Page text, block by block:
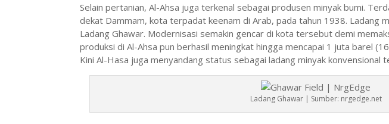
Selain pertanian, Al-Ahsa juga terkenal sebagai produsen minyak bumi.
dekat Dammam, kota terpadat keenam di Arab, pada tahun 1938. Ladang
Ladang Ghawar. Modernisasi semakin gencar di kota tersebut demi
produksi di Al-Ahsa pun berhasil meningkat hingga mencapai 1 juta barel
Kini Al-Hasa juga menyandang status sebagai ladang minyak konvensional
Ladang Ghawar | Sumber: nrgedge.net